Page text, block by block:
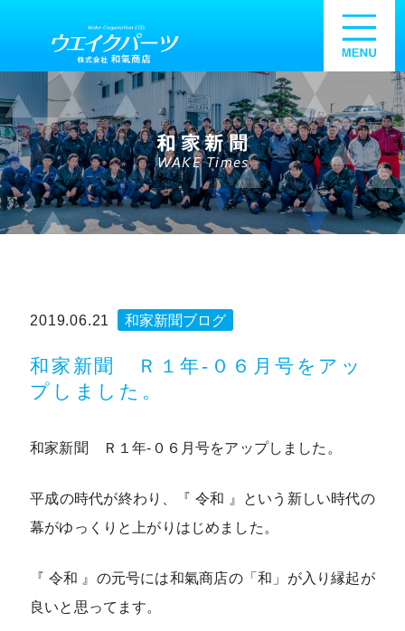
和家新聞
WAKE Times
2019.06.21 和家新聞ブログ
和家新聞 Ｒ１年-０６月号をアッ
プしました。
和家新聞 Ｒ１年-０６月号をアップしました。
平成の時代が終わり、『 令和 』という新しい時代の
幕がゆっくりと上がりはじめました。
『 令和 』の元号には和氣商店の「和」が入り縁起が
良いと思ってます。